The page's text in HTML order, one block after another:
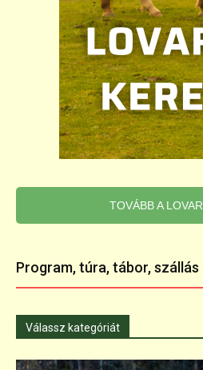
TOVÁBB A
Program, túra, tábor, szállás
Válassz kategóriát